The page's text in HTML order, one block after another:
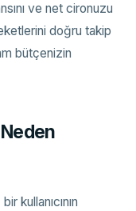
ve net cironuzu
doğru takip
bütçenizin
kullanıcının